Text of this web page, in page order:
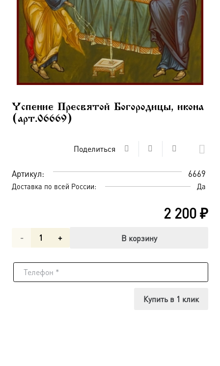
Успение Пресвятой Богородицы, икона
(арт.06669)
Поделиться
Артикул: 6669
Доставка по всей России: Да
2 200₽
Количество
Успение
В корзину
Купить в 1 клик